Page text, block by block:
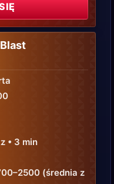
• 3 min
(średnia z